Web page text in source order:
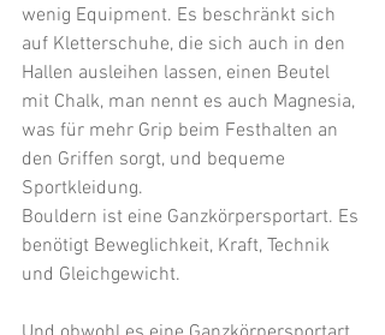
wenig Equipment. Es beschränkt sich
auf Kletterschuhe, die sich auch in den
Hallen ausleihen lassen, einen Beutel
mit Chalk, man nennt es auch Magnesia,
was für mehr Grip beim Festhalten an
den Griffen sorgt, und bequeme
Sportkleidung.
Bouldern ist eine Ganzkörpersportart. Es
benötigt Beweglichkeit, Kraft, Technik
und Gleichgewicht.